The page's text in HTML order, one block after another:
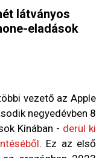
látványos
eladások
vezető az Apple
negyedévben 8
Kínában - derül ki
. Ez az első